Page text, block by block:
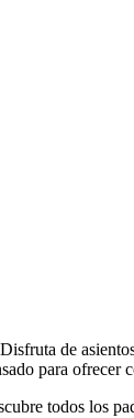
de
para ofrecer
todos los